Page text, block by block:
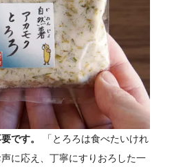
です。
「とろろは食べたいけれ
に応え、丁寧にすりおろした一